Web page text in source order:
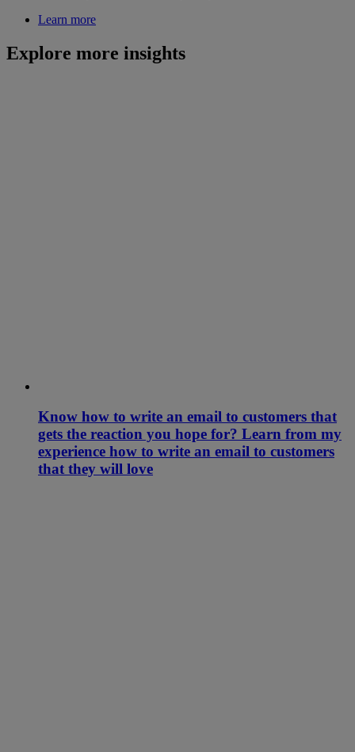
Learn more
Explore more insights
Know how to write an email to customers that
gets the reaction you hope for? Learn from my
experience how to write an email to customers
that they will love